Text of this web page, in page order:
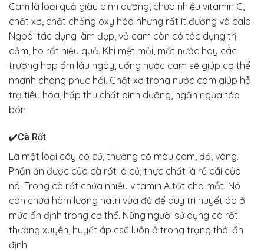
Cam là loại quả giàu dinh dưỡng, chứa nhiều vitamin C,
chất xơ, chất chống oxy hóa nhưng rất ít đường và calo.
Ngoài tác dụng làm đẹp, vỏ cam còn có tác dụng trị
cảm, ho rất hiệu quả. Khi mệt mỏi, mất nước hay các
trường hợp ốm lâu ngày, uống nước cam sẽ giúp cơ thể
nhanh chóng phục hồi. Chất xơ trong nước cam giúp hỗ
trợ tiêu hóa, hấp thu chất dinh dưỡng, ngăn ngừa táo
bón.
✔️Cà Rốt
Là một loại cây có củ, thường có màu cam, đỏ, vàng.
Phần ăn được của cà rốt là củ, thực chất là rễ cái của
nó. Trong cà rốt chứa nhiều vitamin A tốt cho mắt. Nó
còn chứa hàm lượng natri vừa đủ để duy trì huyết áp ở
mức ổn định trong cơ thể. Nững người sử dụng cà rốt
thường xuyên, huyết áp csẽ luôn ở trong trạng thái ổn
định